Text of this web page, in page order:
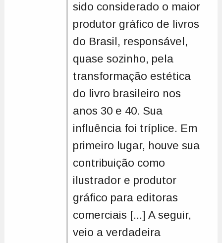
sido considerado o maior
produtor gráfico de livros
do Brasil, responsável,
quase sozinho, pela
transformação estética
do livro brasileiro nos
anos 30 e 40. Sua
influência foi tríplice. Em
primeiro lugar, houve sua
contribuição como
ilustrador e produtor
gráfico para editoras
comerciais [...] A seguir,
veio a verdadeira